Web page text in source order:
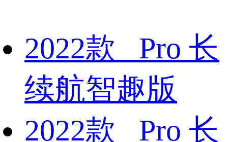
2022款 Pro 长
续航智趣版
2022款 Pro 长